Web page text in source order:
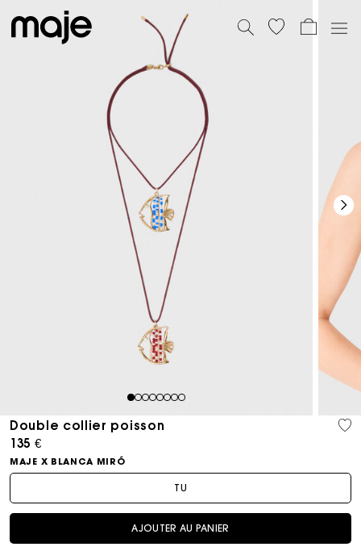
12345678
Double collier poisson
135 €
MAJE X BLANCA MIRÓ
TU
AJOUTER AU PANIER